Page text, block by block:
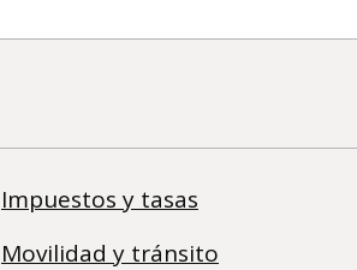
Impuestos y tasas
Movilidad y tránsito